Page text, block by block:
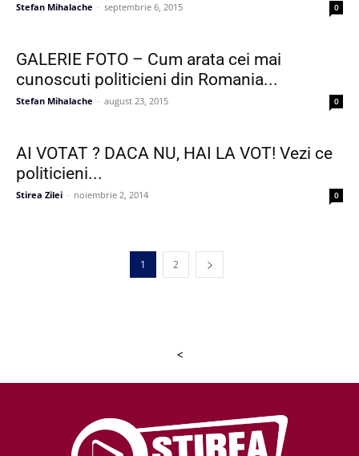
Stefan Mihalache - septembrie 6, 2015 0
GALERIE FOTO – Cum arata cei mai
cunoscuti politicieni din Romania...
Stefan Mihalache - august 23, 2015 0
AI VOTAT ? DACA NU, HAI LA VOT! Vezi ce
politicieni...
Stirea Zilei - noiembrie 2, 2014 0
1 2
<